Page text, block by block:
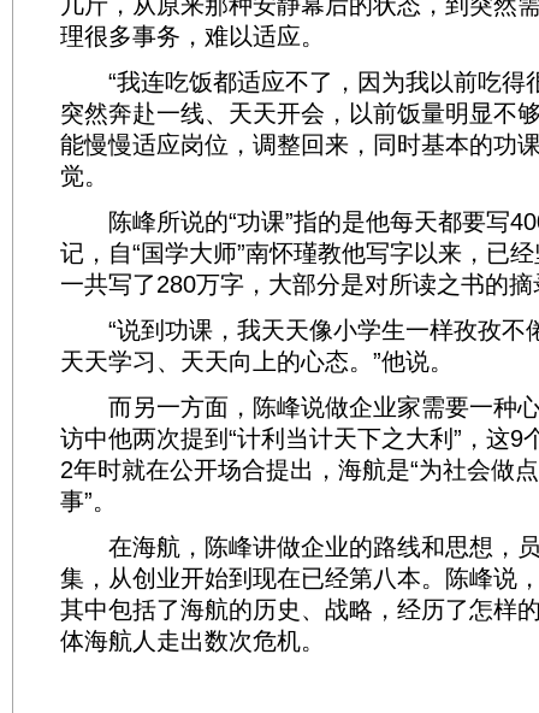
理很多事务，难以适应。
“我连吃饭都适应不了，因为我以前吃得
突然奔赴一线、天天开会，以前饭量明显不
能慢慢适应岗位，调整回来，同时基本的功
觉。
陈峰所说的“功课”指的是他每天都要写
记，自“国学大师”南怀瑾教他写字以来，已
一共写了280万字，大部分是对所读之书的
“说到功课，我天天像小学生一样孜孜不
天天学习、天天向上的心态。”他说。
而另一方面，陈峰说做企业家需要一种
访中他两次提到“计利当计天下之大利”，这9
2年时就在公开场合提出，海航是“为社会做
事”。
在海航，陈峰讲做企业的路线和思想，
集，从创业开始到现在已经第八本。陈峰说
其中包括了海航的历史、战略，经历了怎样
体海航人走出数次危机。